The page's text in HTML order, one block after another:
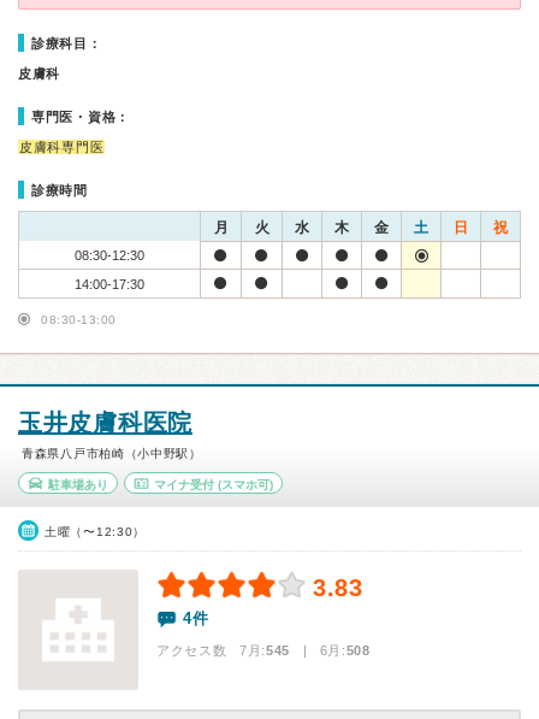
診療科目：
皮膚科
専門医・資格：
皮膚科専門医
診療時間
月 火 水 木 金 土 日 祝
08:30-12:30
14:00-17:30
08:30-13:00
玉井皮膚科医院
青森県八戸市柏崎（小中野駅）
駐車場あり マイナ受付(スマホ可)
土曜（〜12:30）
3.83
4件
アクセス数 7月:545 | 6月:508